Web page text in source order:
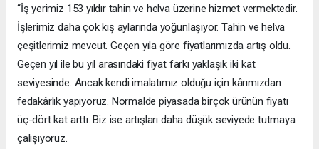
“İş yerimiz 153 yıldır tahin ve helva üzerine hizmet vermektedir.
İşlerimiz daha çok kış aylarında yoğunlaşıyor. Tahin ve helva
çeşitlerimiz mevcut. Geçen yıla göre fiyatlarımızda artış oldu.
Geçen yıl ile bu yıl arasındaki fiyat farkı yaklaşık iki kat
seviyesinde. Ancak kendi imalatımız olduğu için kârımızdan
fedakârlık yapıyoruz. Normalde piyasada birçok ürünün fiyatı
üç-dört kat arttı. Biz ise artışları daha düşük seviyede tutmaya
çalışıyoruz.